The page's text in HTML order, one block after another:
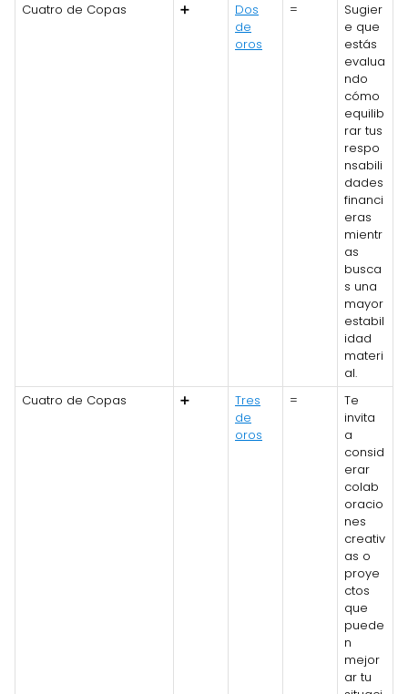
Cuatro de Copas
➕
Dos
de
oros
=
Sugier
e que
estás
evalua
ndo
cómo
equilib
rar tus
respo
nsabili
dades
financi
eras
mientr
as
busca
s una
mayor
estabil
idad
materi
al.
Cuatro de Copas
➕
Tres
de
oros
=
Te
invita
a
consid
erar
colab
oracio
nes
creativ
as o
proye
ctos
que
puede
n
mejor
ar tu